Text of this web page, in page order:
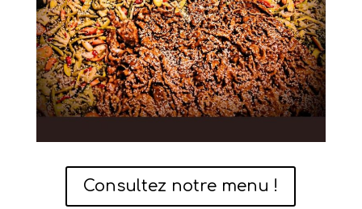
Consultez notre menu !